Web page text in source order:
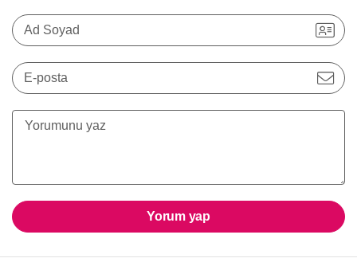
Ad Soyad
E-posta
Yorum yap